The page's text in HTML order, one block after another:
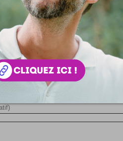
Is Always One Direction)